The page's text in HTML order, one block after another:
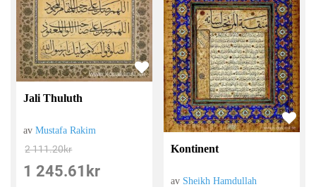
Jali Thuluth
avMustafa Rakim
2 111.20kr
1 245.61 kr
Kontinent
av Sheikh Hamdullah